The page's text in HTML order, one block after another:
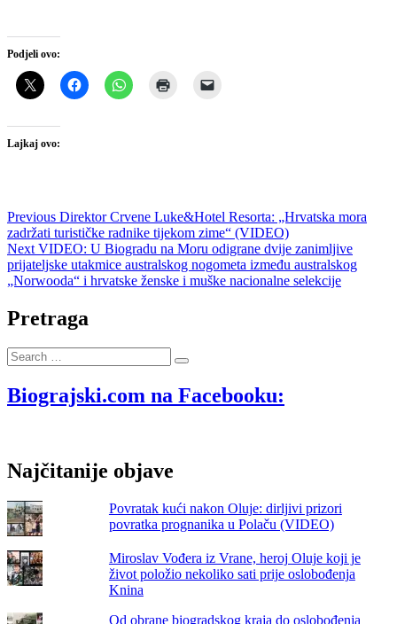
Podjeli ovo:
Lajkaj ovo:
Navigacija
objava
Previous Previous
post:
Direktor Crvene Luke&Hotel Resorta: „Hrvatska mora
zadržati turističke radnike tijekom zime“ (VIDEO)
Next Next
post:
VIDEO: U Biogradu na Moru odigrane dvije zanimljive
prijateljske utakmice australskog nogometa između australskog
„Norwooda“ i hrvatske ženske i muške nacionalne selekcije
Pretraga
Search
…
Biograjski.com na Facebooku:
Najčitanije objave
Povratak kući nakon Oluje: dirljivi prizori
povratka prognanika u Polaču (VIDEO)
Miroslav Vođera iz Vrane, heroj Oluje koji je
život položio nekoliko sati prije oslobođenja
Knina
Od obrane biogradskog kraja do oslobođenja